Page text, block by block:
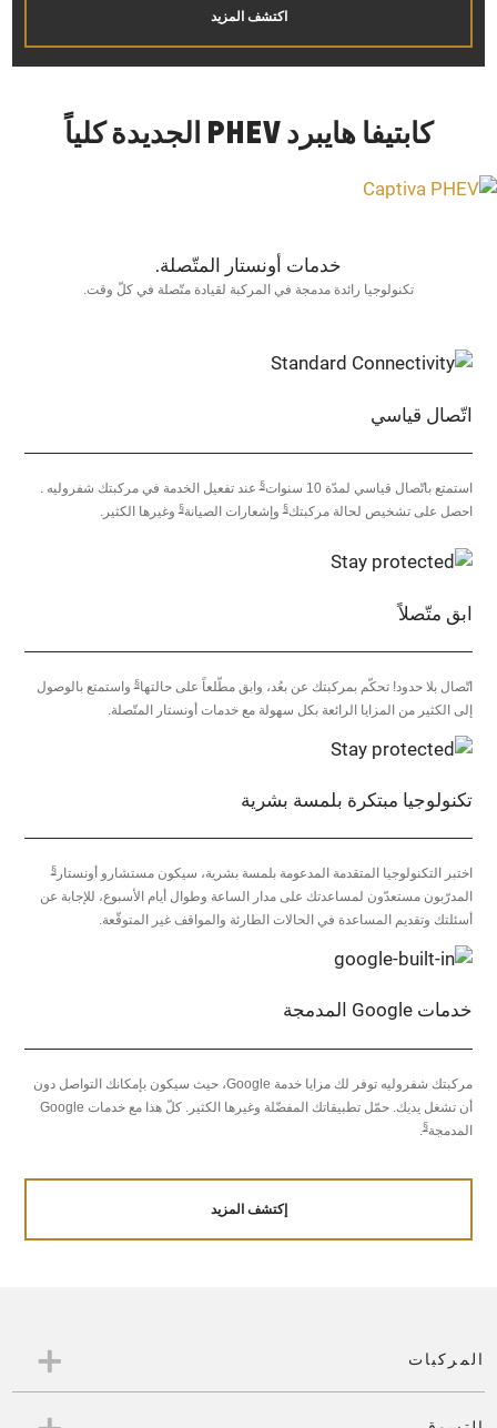
اكتشف المزيد
كابتيفا هايبرد PHEV الجديدة كلياً
خدمات أونستار المتّصلة.
تكنولوجيا رائدة مدمجة في المركبة لقيادة متّصلة في كلّ وقت.
اتّصال قياسي
استمتع باتّصال قياسي لمدّة 10 سنوات
عند تفعيل الخدمة في مركبتك شفروليه .
احصل على تشخيص لحالة مركبتك§وإشعارات الصيانة§وغيرها الكثير.
ابق متّصلاً
اتّصال بلا حدود! تحكّم بمركبتك عن بعُد، وابق مطّلعاً على حالتها§ واستمتع بالوصول
إلى الكثير من المزايا الرائعة بكل سهولة مع خدمات أونستار المتّصلة.
تكنولوجيا مبتكرة بلمسة بشرية
اختبر التكنولوجيا المتقدمة المدعومة بلمسة بشرية، سيكون مستشارو أونستار§
المدرّبون مستعدّون لمساعدتك على مدار الساعة وطوال أيام الأسبوع، للإجابة عن
أسئلتك وتقديم المساعدة في الحالات الطارئة والمواقف غير المتوقّعة.
خدمات Google المدمجة
مركبتك شفروليه توفر لك مزايا خدمة Google، حيث سيكون بإمكانك التواصل دون
أن تشغل يديك. حمّل تطبيقاتك المفضّلة وغيرها الكثير. كلّ هذا مع خدمات Google
المدمجة .
إكتشف المزيد